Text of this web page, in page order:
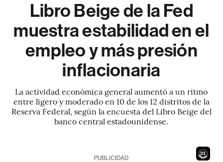
Libro Beige de la Fed
muestra estabilidad en el
empleo y más presión
inflacionaria
La actividad económica general aumentó a un ritmo
entre ligero y moderado en 10 de los 12 distritos de la
Reserva Federal, según la encuesta del Libro Beige del
banco central estadounidense.
21
PUBLICIDAD